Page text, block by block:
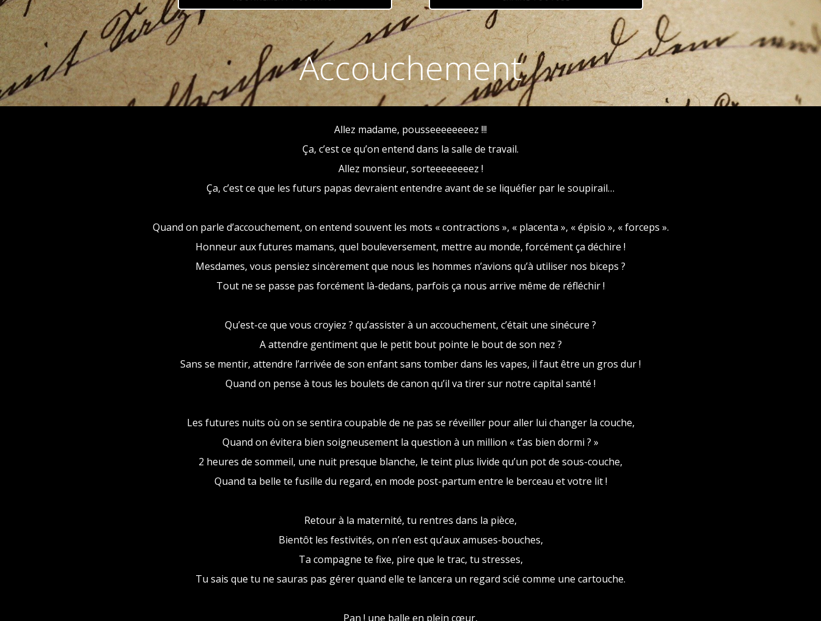
Accouchement
Allez madame, pousseeeeeeeez !!!
Ça, c’est ce qu’on entend dans la salle de travail.
Allez monsieur, sorteeeeeeeez !
Ça, c’est ce que les futurs papas devraient entendre avant de se liquéfier par le soupirail…
Quand on parle d’accouchement, on entend souvent les mots « contractions », « placenta », « épisio », « forceps ».
Honneur aux futures mamans, quel bouleversement, mettre au monde, forcément ça déchire !
Mesdames, vous pensiez sincèrement que nous les hommes n’avions qu’à utiliser nos biceps ?
Tout ne se passe pas forcément là-dedans, parfois ça nous arrive même de réfléchir !
Qu’est-ce que vous croyiez ? qu’assister à un accouchement, c’était une sinécure ?
A attendre gentiment que le petit bout pointe le bout de son nez ?
Sans se mentir, attendre l’arrivée de son enfant sans tomber dans les vapes, il faut être un gros dur !
Quand on pense à tous les boulets de canon qu’il va tirer sur notre capital santé !
Les futures nuits où on se sentira coupable de ne pas se réveiller pour aller lui changer la couche,
Quand on évitera bien soigneusement la question à un million « t’as bien dormi ? »
2 heures de sommeil, une nuit presque blanche, le teint plus livide qu’un pot de sous-couche,
Quand ta belle te fusille du regard, en mode post-partum entre le berceau et votre lit !
Retour à la maternité, tu rentres dans la pièce,
Bientôt les festivités, on n’en est qu’aux amuses-bouches,
Ta compagne te fixe, pire que le trac, tu stresses,
Tu sais que tu ne sauras pas gérer quand elle te lancera un regard scié comme une cartouche.
Pan ! une balle en plein cœur,